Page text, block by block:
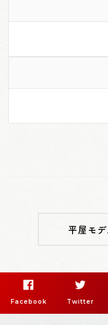
平屋モデ
Facebook Twitter